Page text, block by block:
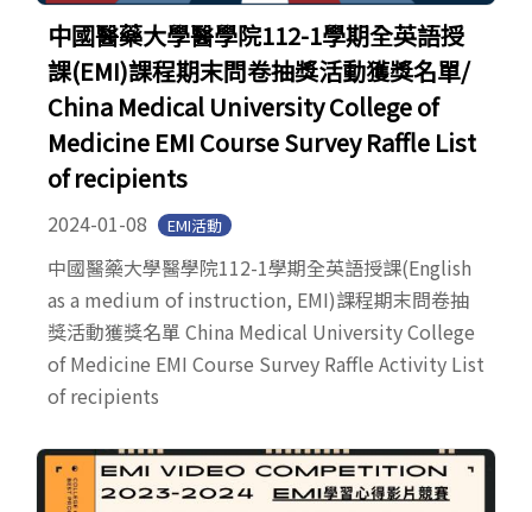
中國醫藥大學醫學院112-1學期全英語授
課(EMI)課程期末問卷抽獎活動獲獎名單/
China Medical University College of
Medicine EMI Course Survey Raffle List
of recipients
2024-01-08 EMI活動
中國醫藥大學醫學院112-1學期全英語授課(English
as a medium of instruction, EMI)課程期末問卷抽
獎活動獲獎名單 China Medical University College
of Medicine EMI Course Survey Raffle Activity List
of recipients